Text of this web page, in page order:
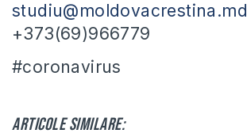
studiu@moldovacrestina.md
+373(69)966779
#coronavirus
Articole similare: